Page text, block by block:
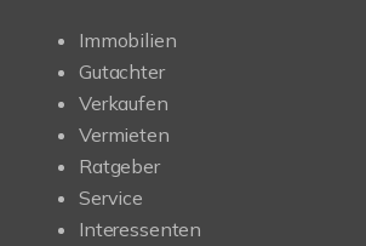
Immobilien
Gutachter
Verkaufen
Vermieten
Ratgeber
Service
Interessenten